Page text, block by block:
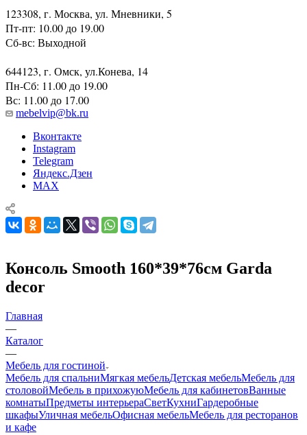
123308, г. Москва, ул. Мневники, 5
Пт-пт: 10.00 до 19.00
Сб-вс: Выходной
644123, г. Омск, ул.Конева, 14
Пн-Сб: 11.00 до 19.00
Вс: 11.00 до 17.00
mebelvip@bk.ru
Вконтакте
Instagram
Telegram
Яндекс.Дзен
MAX
Консоль Smooth 160*39*76см Garda
decor
Главная
—
Каталог
—
Мебель для гостиной
Мебель для спальниМягкая мебельДетская мебельМебель для
столовойМебель в прихожуюМебель для кабинетовВанные
комнатыПредметы интерьераСветКухниГардеробные
шкафыУличная мебельОфисная мебельМебель для ресторанов
и кафе